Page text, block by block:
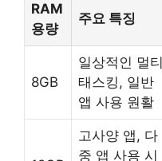
RAM
용량
주요 특징
8GB
일상적인 멀티
태스킹, 일반
앱 사용 원활
고사양 앱, 다
중 앱 사용 시